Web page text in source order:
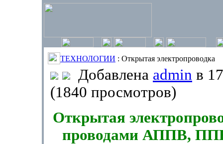
ТЕХНОЛОГИИ : Открытая электропроводка
Добавлена admin в
(1840 просмотров)
Открытая
проводами АППВ,